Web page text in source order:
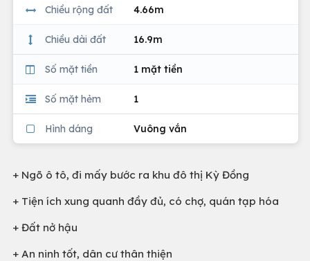
Chiều rộng đất 4.66m
Chiều dài đất 16.9m
Số mặt tiền 1 mặt tiền
Số mặt hẻm 1
Hình dáng Vuông vắn
+ Ngõ ô tô, đi mấy bước ra khu đô thị Kỳ Đồng
+ Tiện ích xung quanh đầy đủ, có chợ, quán tạp hóa
+ Đất nở hậu
+ An ninh tốt, dân cư thân thiện